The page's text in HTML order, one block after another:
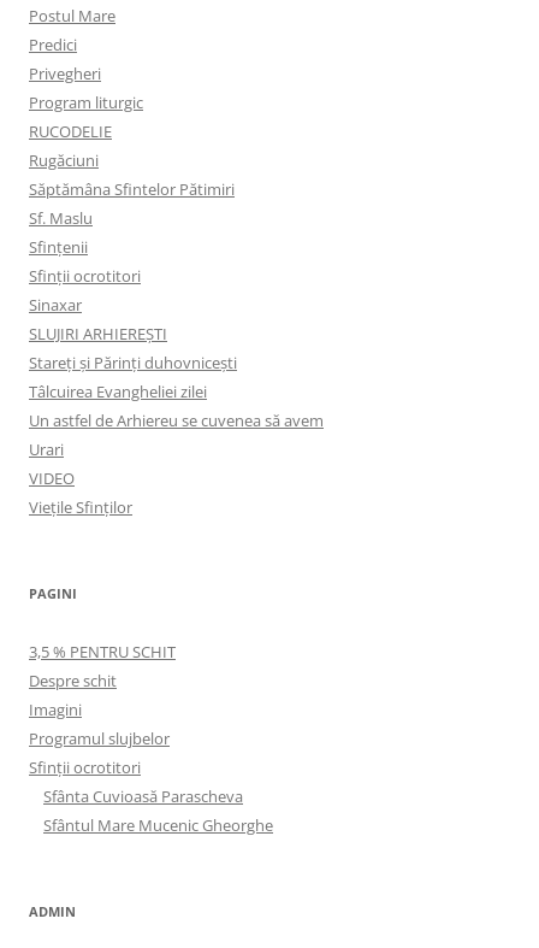
Postul Mare
Predici
Privegheri
Program liturgic
RUCODELIE
Rugăciuni
Săptămâna Sfintelor Pătimiri
Sf. Maslu
Sfințenii
Sfinții ocrotitori
Sinaxar
SLUJIRI ARHIEREȘTI
Stareți și Părinți duhovnicești
Tâlcuirea Evangheliei zilei
Un astfel de Arhiereu se cuvenea să avem
Urari
VIDEO
Viețile Sfinților
PAGINI
3,5 % PENTRU SCHIT
Despre schit
Imagini
Programul slujbelor
Sfinţii ocrotitori
Sfânta Cuvioasă Parascheva
Sfântul Mare Mucenic Gheorghe
ADMIN